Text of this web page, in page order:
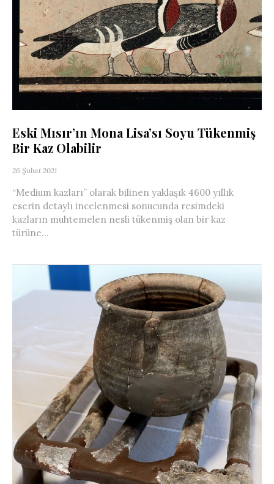
Eski Mısır’ın Mona Lisa’sı Soyu Tükenmiş
Bir Kaz Olabilir
26 Şubat 2021
“Medium kazları” olarak bilinen yaklaşık 4600 yıllık
eserin detaylı incelenmesi sonucunda resimdeki
kazların muhtemelen nesli tükenmiş olan bir kaz
türüne...